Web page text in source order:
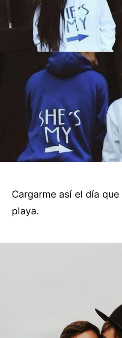
Cargarme así el día
playa.